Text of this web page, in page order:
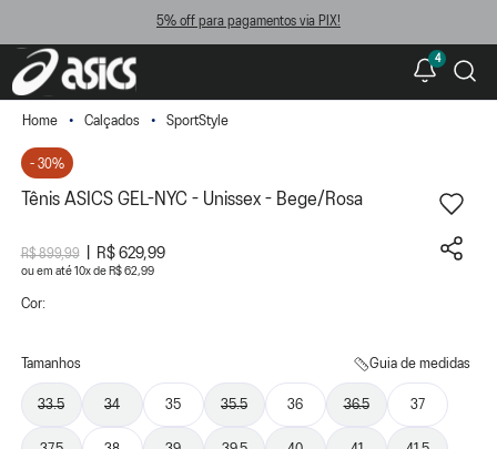
5% off para pagamentos via PIX!
4
Calçados SportStyle
- 30%
Tênis ASICS GEL-NYC - Unissex - Bege/Rosa
R$ 899,99 R$ 629,99
ou 10xde R$ 62,99
Cor:
Tamanhos Guia de medidas
33.5 34 35 35.5 36 36.5 37